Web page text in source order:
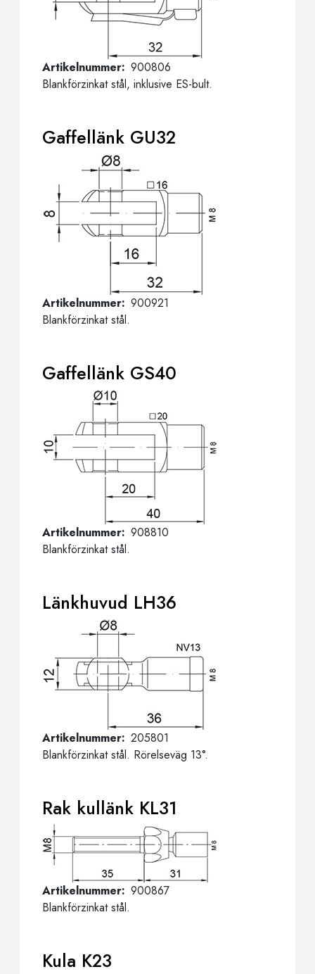
Artikelnummer 900806
Blankförzinkat stål, inklusive ES-bult.
Gaffellänk GU32
Artikelnummer 900921
Blankförzinkat stål.
Gaffellänk GS40
Artikelnummer 908810
Blankförzinkat stål.
Länkhuvud LH36
Artikelnummer 205801
Blankförzinkat stål. Rörelseväg 13°.
Rak kullänk KL31
Artikelnummer 900867
Blankförzinkat stål.
Kula K23